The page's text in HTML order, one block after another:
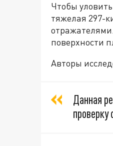
Чтобы
тяжелая 297-
поверхности
Авторы
Данная
проверку